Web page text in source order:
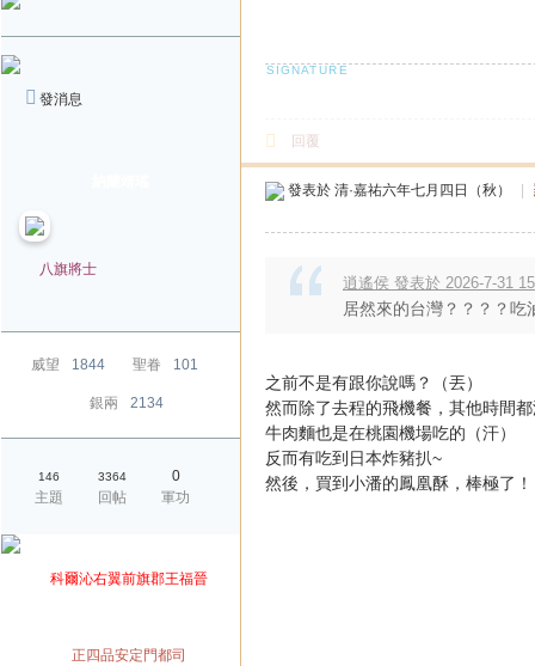
發消息
回覆
八旗將士
威望 1844 聖眷 101
銀兩 2134
146
主題
3364
回帖
0
軍功
科爾沁右翼前旗郡王福晉
正四品安定門都司
發表於 清·嘉祐六年七月四日（秋）
逍遙侯 發表於 2026-7-31
居然來的台灣？？？？吃
之前不是有跟你說嗎？（丟）
然而除了去程的飛機餐，其他時間
牛肉麵也是在桃園機場吃的（汗）
反而有吃到日本炸豬扒~
然後，買到小潘的鳳凰酥，棒極了